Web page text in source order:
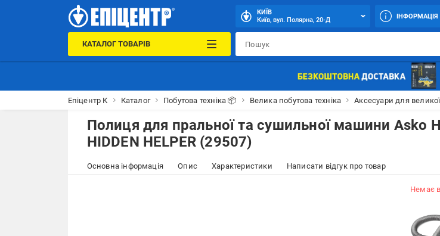
КИЇВ
Київ, вул. Полярна, 20-Д
ІНФОРМАЦІЯ
КАТАЛОГ ТОВАРІВ
Епіцентр К Каталог Побутова техніка 📦 Велика побутова техніка Аксесуари для великої
Полиця для пральної та сушильної машини Asko
HIDDEN HELPER (29507)
Основна інформація Опис Характеристики Написати відгук про товар
Немає